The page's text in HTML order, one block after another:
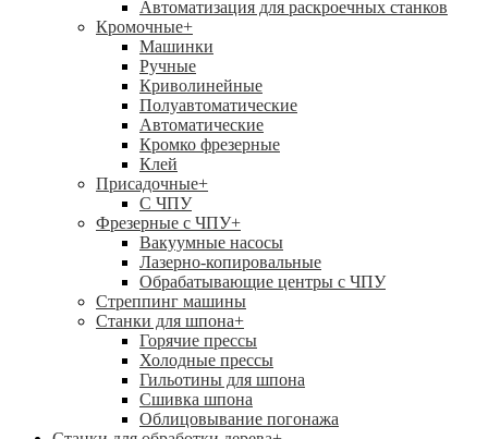
Автоматизация для раскроечных станков
Кромочные+
Машинки
Ручные
Криволинейные
Полуавтоматические
Автоматические
Кромко фрезерные
Клей
Присадочные+
С ЧПУ
Фрезерные с ЧПУ+
Вакуумные насосы
Лазерно-копировальные
Обрабатывающие центры с ЧПУ
Стреппинг машины
Станки для шпона+
Горячие прессы
Холодные прессы
Гильотины для шпона
Сшивка шпона
Облицовывание погонажа